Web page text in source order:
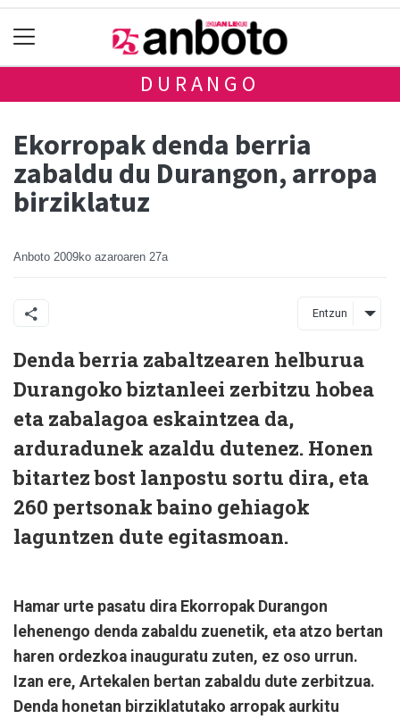
DURANGO
Ekorropak denda berria
zabaldu du Durangon, arropa
birziklatuz
Anboto 2009ko azaroaren 27a
Entzun
Denda berria zabaltzearen helburua
Durangoko biztanleei zerbitzu hobea
eta zabalagoa eskaintzea da,
arduradunek azaldu dutenez. Honen
bitartez bost lanpostu sortu dira, eta
260 pertsonak baino gehiagok
laguntzen dute egitasmoan.
Hamar urte pasatu dira Ekorropak Durangon
lehenengo denda zabaldu zuenetik, eta atzo bertan
haren ordezkoa inauguratu zuten, ez oso urrun.
Izan ere, Artekalen bertan zabaldu dute zerbitzua.
Denda honetan birziklatutako arropak aurkitu